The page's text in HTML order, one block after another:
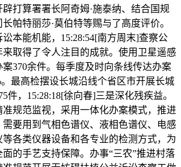
打算署署长阿奇姆·施泰纳、结合国规
帕特丽莎·莫伯特等赐与了高度评价。
本能机能，15:28:54[南方周末]查察公
取得了令人注目的成就。使用卫星遥感
370余件。每季度及时向条线传达办案
最高检摆设长城沿线个省区市开展长城
件，15:28:18[徐向春]三是深化残疾益。
规范监视，采用一体化办案模式，推进
要用到气相色谱仪、液相色谱仪、电感
各类仪器设备和各专业的检测方式，为
的手艺支持保障。办事“三农”推进村落